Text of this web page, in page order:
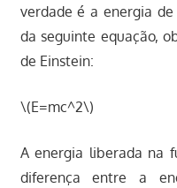
verdade é a energia
da seguinte equação,
de Einstein:
\(E=mc^2\)
A energia liberada na
diferença entre a